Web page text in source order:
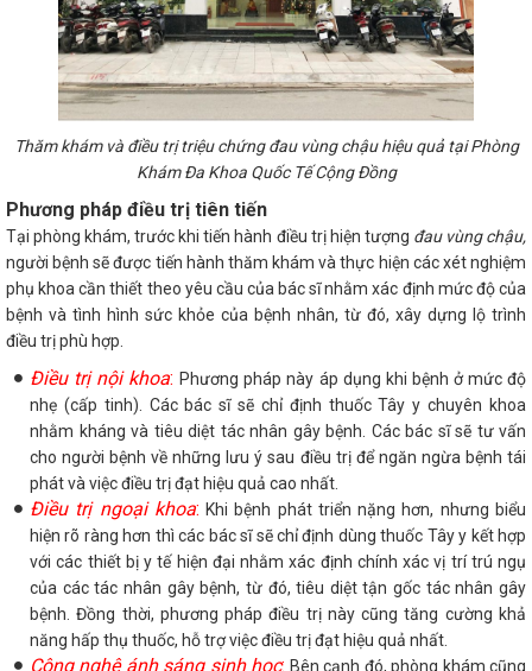
Thăm khám và điều trị triệu chứng đau vùng chậu hiệu quả tại Phòng
Khám Đa Khoa Quốc Tế Cộng Đồng
Phương pháp điều trị tiên tiến
Tại phòng khám, trước khi tiến hành điều trị hiện tượng đau vùng chậu,
người bệnh sẽ được tiến hành thăm khám và thực hiện các xét nghiệm
phụ khoa cần thiết theo yêu cầu của bác sĩ nhằm xác định mức độ của
bệnh và tình hình sức khỏe của bệnh nhân, từ đó, xây dựng lộ trình
điều trị phù hợp.
Điều trị nội khoa:Phương pháp này áp dụng khi bệnh ở mức độ
nhẹ (cấp tinh). Các bác sĩ sẽ chỉ định thuốc Tây y chuyên khoa
nhằm kháng và tiêu diệt tác nhân gây bệnh. Các bác sĩ sẽ tư vấn
cho người bệnh về những lưu ý sau điều trị để ngăn ngừa bệnh tái
phát và việc điều trị đạt hiệu quả cao nhất.
Điều trị ngoại khoa: Khi bệnh phát triển nặng hơn, nhưng biểu
hiện rõ ràng hơn thì các bác sĩ sẽ chỉ định dùng thuốc Tây y kết hợp
với các thiết bị y tế hiện đại nhằm xác định chính xác vị trí trú ngụ
của các tác nhân gây bệnh, từ đó, tiêu diệt tận gốc tác nhân gây
bệnh. Đồng thời, phương pháp điều trị này cũng tăng cường khả
năng hấp thụ thuốc, hỗ trợ việc điều trị đạt hiệu quả nhất.
Công nghệ ánh sáng sinh học: Bên cạnh đó, phòng khám cũng